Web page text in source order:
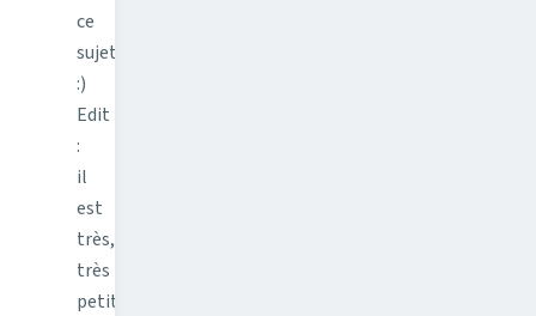
ce
sujet.
:)
Edit
:
il
est
très,
très
petit.